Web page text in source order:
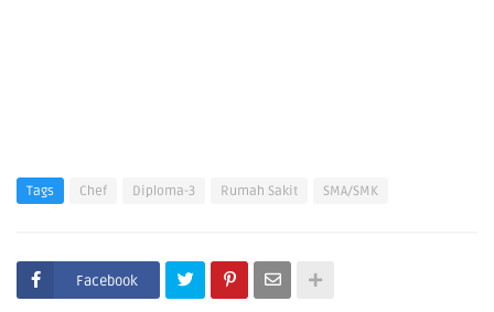
Tags Chef Diploma-3 Rumah Sakit SMA/SMK
Facebook